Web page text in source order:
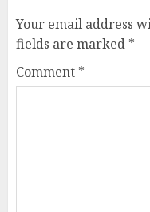
Your email address
fields are marked *
Comment *